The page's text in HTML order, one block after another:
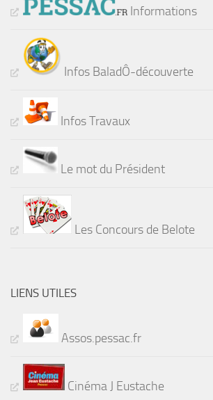
Informations
Infos BaladÔ-découverte
Infos Travaux
Le mot du Président
Les Concours de Belote
LIENS UTILES
Assos.pessac.fr
Cinéma J Eustache